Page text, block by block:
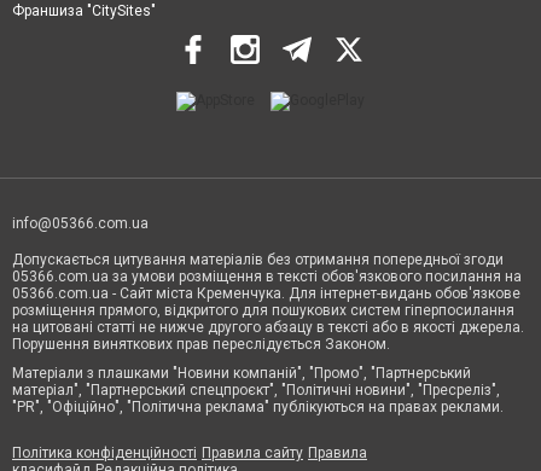
Франшиза "CitySites"
info@05366.com.ua
Допускається цитування матеріалів без отримання попередньої згоди
05366.com.ua за умови розміщення в тексті обов'язкового посилання на
05366.com.ua - Сайт міста Кременчука. Для інтернет-видань обов'язкове
розміщення прямого, відкритого для пошукових систем гіперпосилання
на цитовані статті не нижче другого абзацу в тексті або в якості джерела.
Порушення виняткових прав переслідується Законом.
Матеріали з плашками "Новини компаній", "Промо", "Партнерський
матеріал", "Партнерський спецпроєкт", "Політичні новини", "Пресреліз",
"PR", "Офіційно", "Політична реклама" публікуються на правах реклами.
Політика конфіденційності Правила сайту Правила